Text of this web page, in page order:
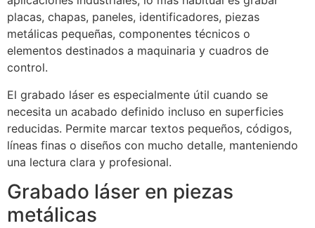
placas, chapas, paneles, identificadores, piezas
metálicas pequeñas, componentes técnicos o
elementos destinados a maquinaria y cuadros de
control.
El grabado láser es especialmente útil cuando se
necesita un acabado definido incluso en superficies
reducidas. Permite marcar textos pequeños, códigos,
líneas finas o diseños con mucho detalle, manteniendo
una lectura clara y profesional.
Grabado láser en piezas
metálicas